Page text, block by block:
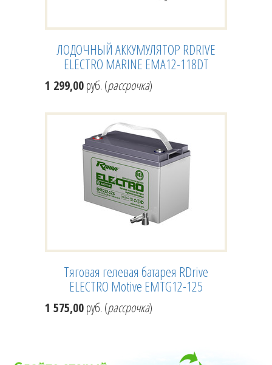
ЛОДОЧНЫЙ АККУМУЛЯТОР RDRIVE
ELECTRO MARINE EMA12-118DT
1 299,00руб. (рассрочка)
Тяговая гелевая батарея RDrive
ELECTRO Motive EMTG12-125
1 575,00руб. (рассрочка)